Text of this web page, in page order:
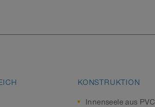
KONSTRUKTION
Innenseele aus PVC